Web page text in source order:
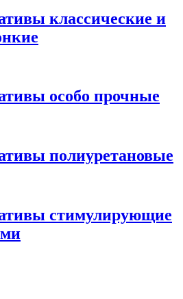
классические и
особо прочные
полиуретановые
стимулирующие